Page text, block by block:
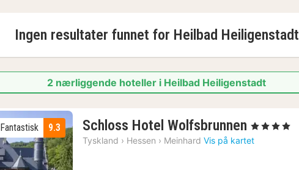
Ingen resultater funnet for Heilbad Heiligenstadt
2 nærliggende hoteller i Heilbad Heiligenstadt
9.3
Fantastisk Schloss Hotel Wolfsbrunnen 1
natt
, 4 Stjerner
Tyskland › Hessen › Meinhard Vis på kartet